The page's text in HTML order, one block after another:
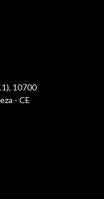
10700
- CE